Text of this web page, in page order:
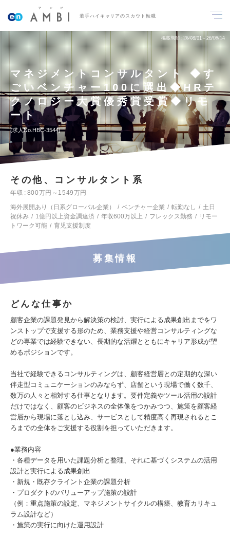
若手ハイキャリアのスカウト転職
掲載期間 26/08/01～26/08/14
マネジメントコンサルタント ◆す
ごいベンチャー100に選出◆HRテ
クノロジー大賞優秀賞受賞◆リモ
ート
求人No.HBC-3544
その他、コンサルタント系
年収
800万円～1549万円
海外展開あり（日系グローバル企業）
ベンチャー企業 転勤なし
土日
祝休み
1億円以上資金調達済 年収600万以上 フレックス勤務
リモー
トワーク可能
育児支援制度
募集情報
どんな仕事か
顧客企業の課題発見から解決策の検討、実行による成果創出までをワ
ンストップで支援する形のため、業務支援や経営コンサルティングな
どの専業では経験できない、長期的な活躍とともにキャリア形成が望
めるポジションです。
当社で経験できるコンサルティングは、顧客経営層との定期的な深い
伴走型コミュニケーションのみならず、店舗という現場で働く数千、
数万の人々と相対する仕事となります。要件定義やツール活用の設計
だけではなく、顧客のビジネスの全体像をつかみつつ、施策を顧客経
営層から現場に落とし込み、サービスとして精度高く再現されるとこ
ろまでの全体をご支援する役割を担っていただきます。
●業務内容
・各種データを用いた課題分析と整理、それに基づくシステムの活用
設計と実行による成果創出
・新規・既存クライント企業の課題分析
・プロダクトのバリューアップ施策の設計
（例：重点施策の設定、マネジメントサイクルの構築、教育カリキュ
ラム設計など）
・施策の実行に向けた運用設計